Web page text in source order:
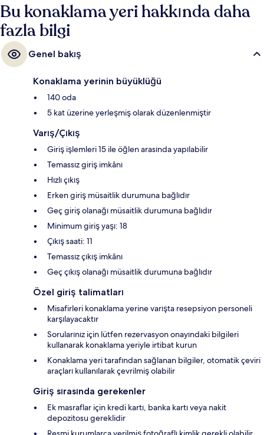
Bu konaklama yeri hakkında daha
fazla bilgi
Genel bakış
Konaklama yerinin büyüklüğü
140 oda
5 kat üzerine yerleşmiş olarak düzenlenmiştir
Varış/Çıkış
Giriş işlemleri 15 ile öğlen arasında yapılabilir
Temassız giriş imkânı
Hızlı çıkış
Erken giriş müsaitlik durumuna bağlıdır
Geç giriş olanağı müsaitlik durumuna bağlıdır
Minimum giriş yaşı: 18
Çıkış saati: 11
Temassız çıkış imkânı
Geç çıkış olanağı müsaitlik durumuna bağlıdır
Özel giriş talimatları
Misafirleri konaklama yerine varışta resepsiyon personeli
karşılayacaktır
Sorularınız için lütfen rezervasyon onayındaki bilgileri
kullanarak konaklama yeriyle irtibat kurun
Konaklama yeri tarafından sağlanan bilgiler, otomatik çeviri
araçları kullanılarak çevrilmiş olabilir
Giriş sırasında gerekenler
Ek masraflar için kredi kartı, banka kartı veya nakit
depozitosu gereklidir